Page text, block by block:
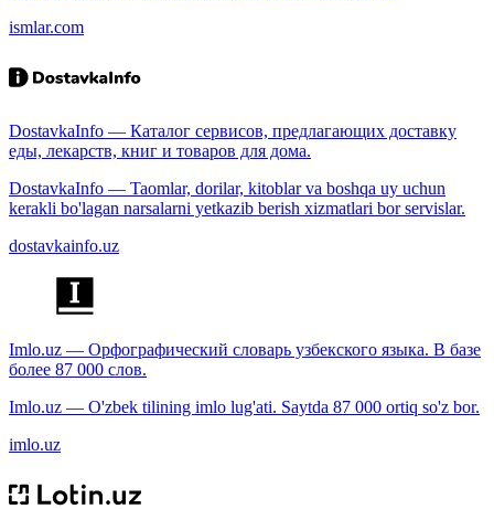
ismlar.com
DostavkaInfo — Каталог сервисов, предлагающих доставку
еды, лекарств, книг и товаров для дома.
DostavkaInfo — Taomlar, dorilar, kitoblar va boshqa uy uchun
kerakli bo'lagan narsalarni yetkazib berish xizmatlari bor servislar.
dostavkainfo.uz
Imlo.uz — Орфографический словарь узбекского языка. В базе
более 87 000 слов.
Imlo.uz — O'zbek tilining imlo lug'ati. Saytda 87 000 ortiq so'z bor.
imlo.uz